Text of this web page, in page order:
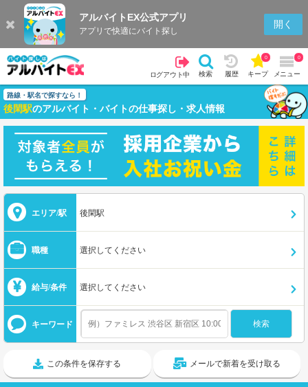
アルバイトEX公式アプリ
アプリで快適にバイト探し
開く
ログアウト中 検索 履歴 キープ
0
メニュー
0
路線・駅名で探すなら！
後閑駅のアルバイト・バイトの仕事探し・求人情報
エリア/駅 後閑駅
職種 選択してください
給与/条件 選択してください
キーワード
この条件を保存する メールで新着を受け取る